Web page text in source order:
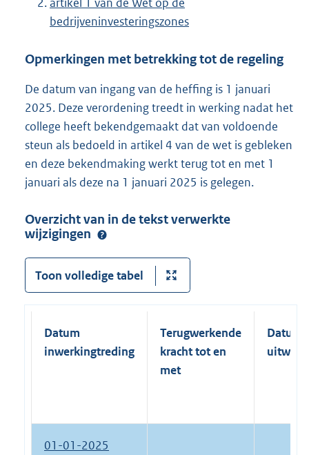
bedrijveninvesteringszones
Opmerkingen met betrekking tot de regeling
De datum van ingang van de heffing is 1 januari
2025. Deze verordening treedt in werking nadat het
college heeft bekendgemaakt dat van voldoende
steun als bedoeld in artikel 4 van de wet is gebleken
en deze bekendmaking werkt terug tot en met 1
januari als deze na 1 januari 2025 is gelegen.
Overzicht van in de tekst verwerkte
wijzigingen
Toon volledige tabel
Datum
inwerkingtreding
Terugwerkende
kracht tot en
met
Datum
01-01-2025